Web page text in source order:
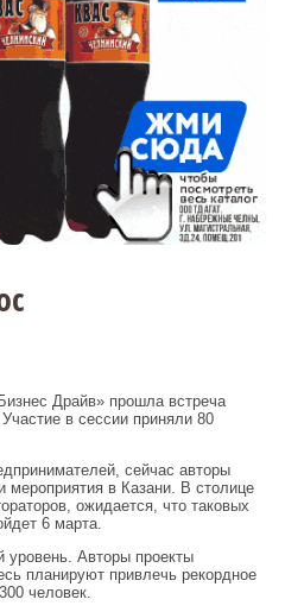
Драйв» прошла встреча
в сессии приняли 80
сейчас авторы
мероприятия в Казани. В столице
ожидается, что таковых
6 марта.
уровень. Авторы проекты
планируют привлечь рекордное
человек.